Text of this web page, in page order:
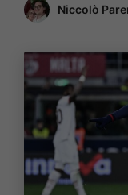
Niccolò